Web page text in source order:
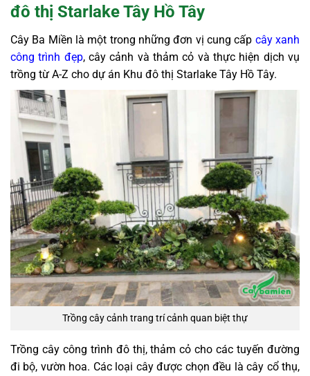
đô thị Starlake Tây Hồ Tây
Cây Ba Miền là một trong những đơn vị cung cấp cây xanh
công trình đẹp, cây cảnh và thảm cỏ và thực hiện dịch vụ
trồng từ A-Z cho dự án Khu đô thị Starlake Tây Hồ Tây.
Trồng cây cảnh trang trí cảnh quan biệt thự
Trồng cây công trình đô thị, thảm cỏ cho các tuyến đường
đi bộ, vườn hoa. Các loại cây được chọn đều là cây cổ thụ,